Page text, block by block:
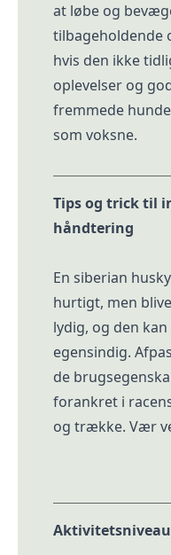
at løbe og
tilbageholdende
hvis den ikke
oplevelser og
fremmede
som voksne.
Tips og trick til
håndtering
En siberian
hurtigt, men
lydig, og den
egensindig.
de
forankret i
og trække. Vær